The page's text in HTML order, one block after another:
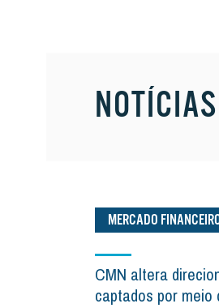
MERCADO
CMN altera
captados por meio